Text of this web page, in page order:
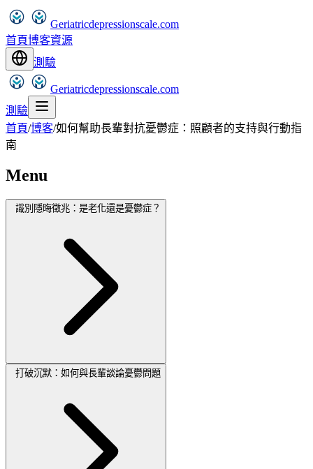
Geriatricdepressionscale.com
首頁博客資源
測驗
Geriatricdepressionscale.com
測驗
首頁/博客/如何幫助長輩對抗憂鬱症：照顧者的支持與行動指
南
Menu
識別隱晦徵兆：是老化還是憂鬱症？
打破沉默：如何與長輩談論憂鬱問題